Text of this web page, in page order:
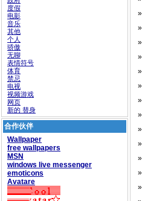
度假
电影
音乐
其他
个人
骄傲
无聊
表情符号
体育
禁忌
电视
视频游戏
网页
新的 替身
合作伙伴
Wallpaper
free wallpapers
MSN
windows live messenger
emoticons
Avatare
»
»
»
»
»
»
»
»
»
»
»
»
»